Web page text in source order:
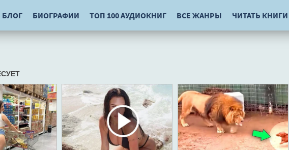
БЛОГ БИОГРАФИИ ТОП 100 АУДИОКНИГ ВСЕ ЖАНРЫ ЧИТАТЬ КНИГИ